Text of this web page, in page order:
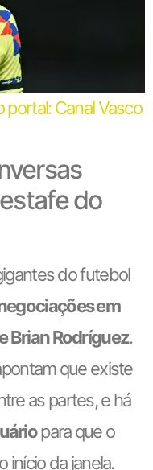
portal: Canal Vasco
do
do futebol
em
Brian Rodríguez.
que existe
as partes, e há
para que o
início da janela.